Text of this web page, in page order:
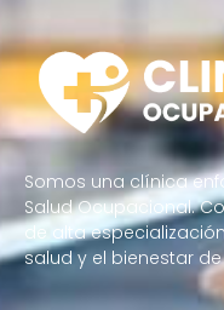
Somos una clínica
Salud Ocupacional.
de alta
salud y el bienestar